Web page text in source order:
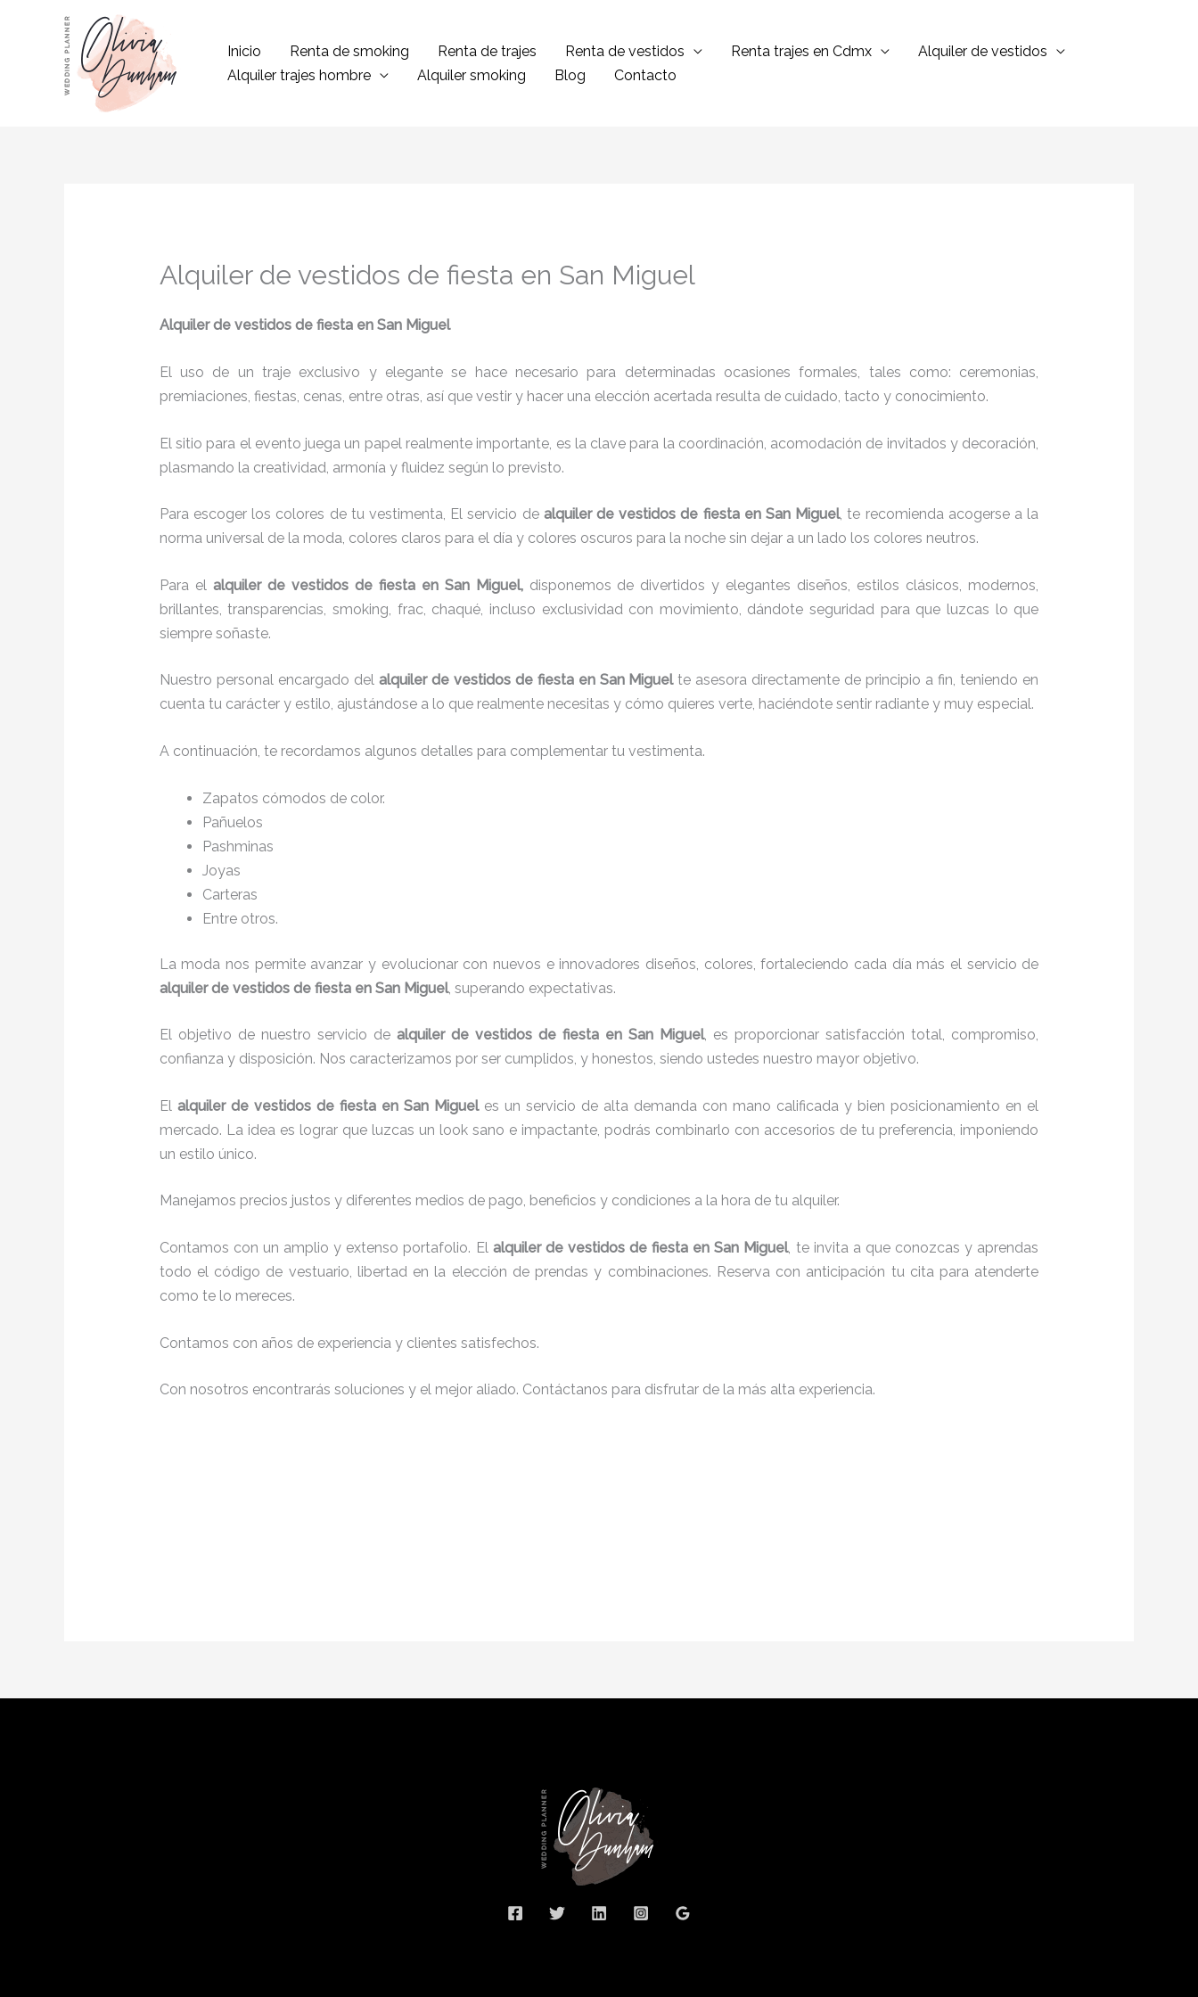
contenido
Inicio Renta de smoking Renta de trajes Renta de vestidos Renta trajes en Cdmx
Alquiler de vestidos
Alquiler trajes hombre
Alquiler smoking Blog Contacto
Alquiler de vestidos de fiesta en San Miguel
Alquiler de vestidos de fiesta en San Miguel
El uso de un traje exclusivo y elegante se hace necesario para determinadas ocasiones formales, tales como: ceremonias,
premiaciones, fiestas, cenas, entre otras, así que vestir y hacer una elección acertada resulta de cuidado, tacto y conocimiento.
El sitio para el evento juega un papel realmente importante, es la clave para la coordinación, acomodación de invitados y decoración,
plasmando la creatividad, armonía y fluidez según lo previsto.
Para escoger los colores de tu vestimenta, El servicio de alquiler de vestidos de fiesta en San Miguel, te recomienda acogerse a la
norma universal de la moda, colores claros para el día y colores oscuros para la noche sin dejar a un lado los colores neutros.
Para el alquiler de vestidos de fiesta en San Miguel, disponemos de divertidos y elegantes diseños, estilos clásicos, modernos,
brillantes, transparencias, smoking, frac, chaqué, incluso exclusividad con movimiento, dándote seguridad para que luzcas lo que
siempre soñaste.
Nuestro personal encargado del alquiler de vestidos de fiesta en San Miguelte asesora directamente de principio a fin, teniendo en
cuenta tu carácter y estilo, ajustándose a lo que realmente necesitas y cómo quieres verte, haciéndote sentir radiante y muy especial.
A continuación, te recordamos algunos detalles para complementar tu vestimenta.
Zapatos cómodos de color.
Pañuelos
Pashminas
Joyas
Carteras
Entre otros.
La moda nos permite avanzar y evolucionar con nuevos e innovadores diseños, colores, fortaleciendo cada día más el servicio de
alquiler de vestidos de fiesta en San Miguel, superando expectativas.
El objetivo de nuestro servicio de alquiler de vestidos de fiesta en San Miguel, es proporcionar satisfacción total, compromiso,
confianza y disposición. Nos caracterizamos por ser cumplidos, y honestos, siendo ustedes nuestro mayor objetivo.
El alquiler de vestidos de fiesta en San Miguel es un servicio de alta demanda con mano calificada y bien posicionamiento en el
mercado. La idea es lograr que luzcas un look sano e impactante, podrás combinarlo con accesorios de tu preferencia, imponiendo
un estilo único.
Manejamos precios justos y diferentes medios de pago, beneficios y condiciones a la hora de tu alquiler.
Contamos con un amplio y extenso portafolio. El alquiler de vestidos de fiesta en San Miguel, te invita a que conozcas y aprendas
todo el código de vestuario, libertad en la elección de prendas y combinaciones. Reserva con anticipación tu cita para atenderte
como te lo mereces.
Contamos con años de experiencia y clientes satisfechos.
Con nosotros encontrarás soluciones y el mejor aliado. Contáctanos para disfrutar de la más alta experiencia.